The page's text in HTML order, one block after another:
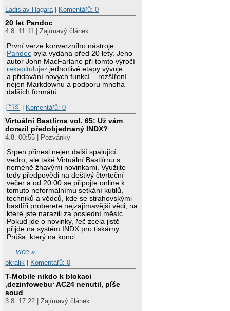
Ladislav Hagara | Komentářů: 0
20 let Pandoc
4.8. 11:11 | Zajímavý článek
První verze konverzního nástroje
Pandoc byla vydána před 20 lety. Jeho
autor John MacFarlane při tomto výročí
rekapituluje
jednotlivé etapy vývoje
a přidávání nových funkcí – rozšíření
nejen Markdownu a podporu mnoha
dalších formátů.
|🇵🇸 | Komentářů: 0
Virtuální Bastlírna vol. 65: Už vám
dorazil předobjednaný INDX?
4.8. 00:55 | Pozvánky
Srpen přinesl nejen další spalující
vedro, ale také Virtuální Bastlírnu s
neméně žhavými novinkami. Využijte
tedy předpovědi na deštivý čtvrteční
večer a od 20:00 se připojte online k
tomuto neformálnímu setkání kutilů,
techniků a vědců, kde se strahovskými
bastlíři proberete nejzajímavější věci, na
které jste narazili za poslední měsíc.
Pokud jde o novinky, řeč zcela jistě
přijde na systém INDX pro tiskárny
Průša, který na konci
…více »
bkralik
Komentářů: 0
T-Mobile nikdo k blokaci
‚dezinfowebu‘ AC24 nenutil, píše
soud
3.8. 17:22 | Zajímavý článek